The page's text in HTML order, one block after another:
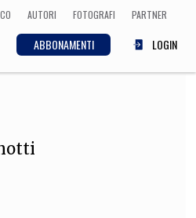
AUTORI FOTOGRAFI PARTNER
ABBONAMENTI LOGIN
Matematica, Fisica,
Biologia, Cifrematica,